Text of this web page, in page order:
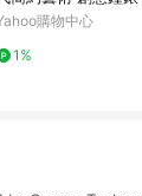
鐘 北歐風裝飾鐘
購物中心
1%